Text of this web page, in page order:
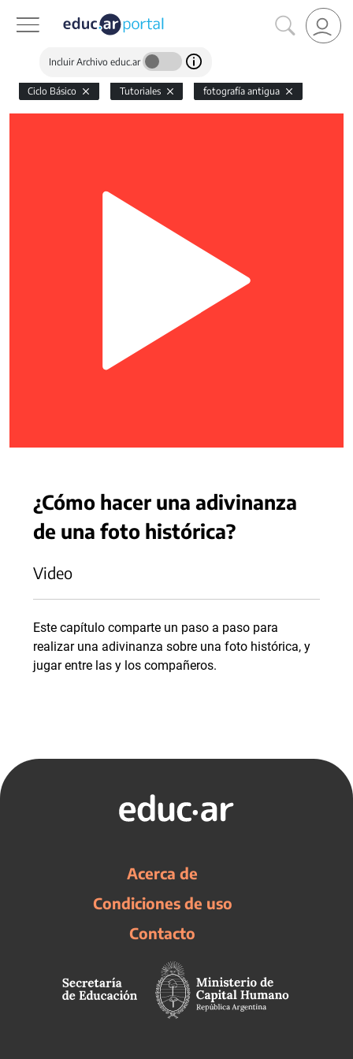
Incluir Archivo educ.ar
Ciclo Básico Tutoriales fotografía antigua
¿Cómo hacer una adivinanza
de una foto histórica?
Video
Este capítulo comparte un paso a paso para
realizar una adivinanza sobre una foto histórica, y
jugar entre las y los compañeros.
Acerca de
Condiciones de uso
Contacto